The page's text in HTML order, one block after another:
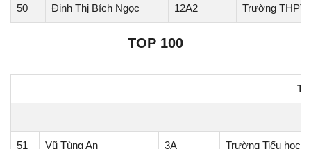
50 Đinh Thị Bích Ngọc 12A2 Trường THPT
TOP 100
51 Vũ Tùng An 3A Trường Tiểu học